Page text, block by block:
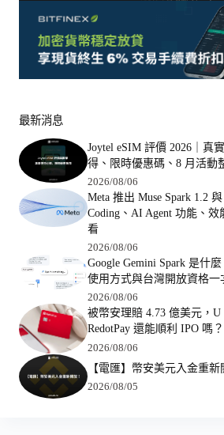
最新消息
Joytel eSIM 評價 2026｜真
得、限時優惠碼、8 月活動
2026/08/06
Meta 推出 Muse Spark 1.2 與
Coding、AI Agent 功能、效
看
2026/08/06
Google Gemini Spark 是什
使用方式與台灣開放資格一
2026/08/06
被幣安理賠 4.73 億美元，U
RedotPay 還能順利 IPO 嗎？
2026/08/06
【電匯】幣安美元入金重新
2026/08/05